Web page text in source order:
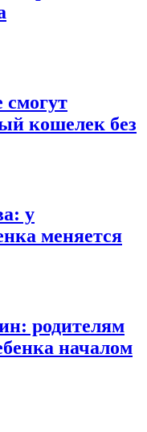
смогут
кошелек без
у
меняется
родителям
началом